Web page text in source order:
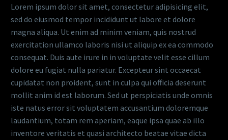
Lorem ipsum dolor sit amet, consectetur adipisicing elit,
sed do eiusmod tempor incididunt ut labore et dolore
magna aliqua. Ut enim ad minim veniam, quis nostrud
exercitation ullamco laboris nisi ut aliquip ex ea commodo
consequat. Duis aute irure in in voluptate velit esse cillum
dolore eu fugiat nulla pariatur. Excepteur sint occaecat
cupidatat non proident, sunt in culpa qui officia deserunt
mollit anim id est laborum. Sed ut perspiciatis unde omnis
iste natus error sit voluptatem accusantium doloremque
laudantium, totam rem aperiam, eaque ipsa quae ab illo
inventore veritatis et quasi architecto beatae vitae dicta